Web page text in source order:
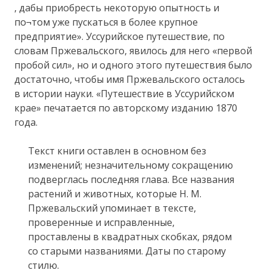
, дабы приобресть некоторую опытность и
по¬том уже пускаться в более крупное
предприятие». Уссурийское путешествие, по
словам Пржевальского, явилось для него «первой
пробой сил», но и одного этого путешествия было
достаточно, чтобы имя Пржевальского осталось
в истории науки. «Путешествие в Уссурийском
крае» печатается по авторскому изданию 1870
года.
Текст книги оставлен в основном без
изменений; незначительному сокращению
подверглась последняя глава. Все названия
растений и животных, которые Н. М.
Пржевальский упоминает в тексте,
проверенные и исправленные,
проставлены в квадратных скобках, рядом
со старыми названиями. Даты по старому
стилю.